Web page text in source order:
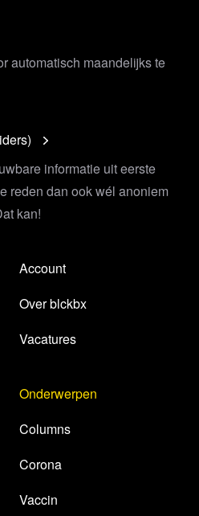
automatisch maandelijks te
informatie uit eerste
reden dan ook wél anoniem
kan!
Account
Over blckbx
Vacatures
Onderwerpen
Columns
Corona
Vaccin